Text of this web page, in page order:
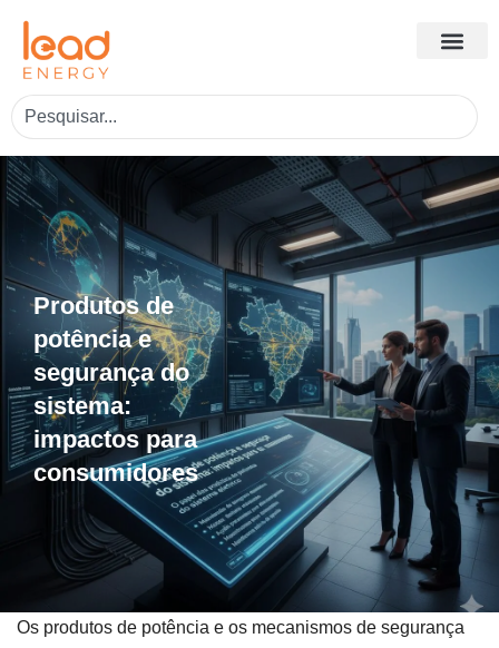
Produtos de
potência e
segurança do
sistema:
impactos para
consumidores
Os produtos de potência e os mecanismos de segurança